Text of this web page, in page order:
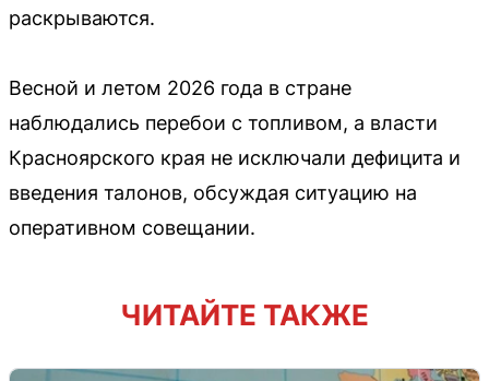
раскрываются.
Весной и летом 2026 года в стране
наблюдались перебои с топливом, а власти
Красноярского края не исключали дефицита и
введения талонов, обсуждая ситуацию на
оперативном совещании.
ЧИТАЙТЕ ТАКЖЕ